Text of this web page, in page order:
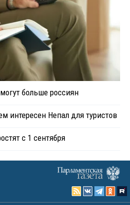
больше россиян
интересен Непал для туристов
с 1 сентября